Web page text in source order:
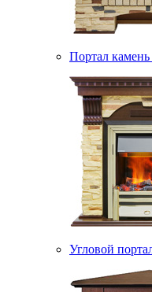
Портал
Угловой